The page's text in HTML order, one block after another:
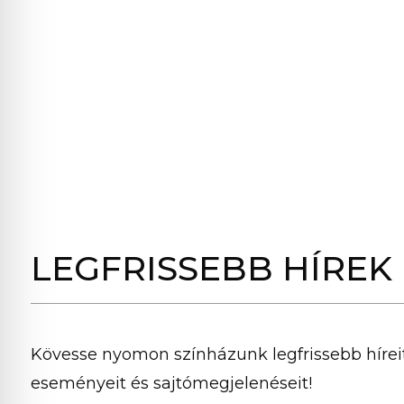
LEGFRISSEBB HÍREK
Kövesse nyomon színházunk legfrissebb
eseményeit és sajtómegjelenéseit!